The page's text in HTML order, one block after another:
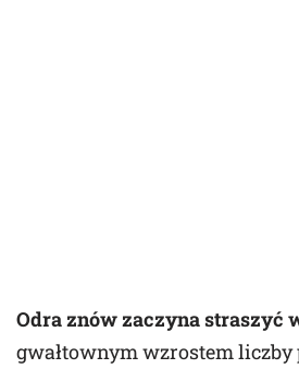
Odra znów zaczyna straszyć
gwałtownym wzrostem